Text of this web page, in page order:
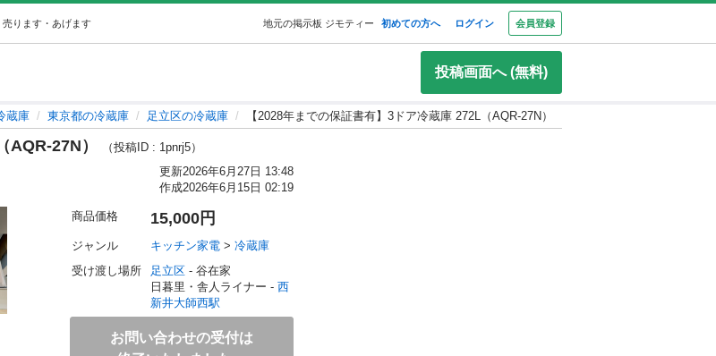
売ります・あげます 地元の掲示板 ジモティー 初めての方へ ログイン 会員登録
投稿画面へ (無料)
蔵庫 東京都の冷蔵庫 足立区の冷蔵庫 【2028年までの保証書有】3ドア冷蔵庫 272L（AQR-27N）
AQR-27N）
（投稿ID : 1pnrj5）
更新2026年6月27日 13:48
作成2026年6月15日 02:19
商品価格 15,000円
ジャンル キッチン家電 > 冷蔵庫
受け渡し場所
足立区 - 谷在家
日暮里・舎人ライナー - 西
新井大師西駅
お問い合わせの受付は